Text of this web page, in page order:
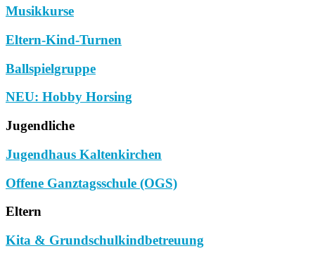
Musikkurse
Eltern-Kind-Turnen
Ballspielgruppe
NEU: Hobby Horsing
Jugendliche
Jugendhaus Kaltenkirchen
Offene Ganztagsschule (OGS)
Eltern
Kita & Grundschulkindbetreuung